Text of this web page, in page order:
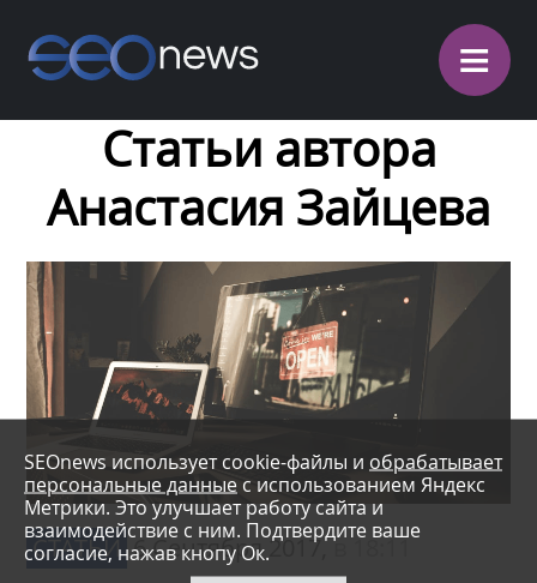
≡
Статьи автора
Анастасия Зайцева
СТАТЬИ 6 Сентября 2017,в 18:11
SEOnews использует cookie-файлы и обрабатывает
персональные данныес использованием Яндекс
Метрики. Это улучшает работу сайта и
взаимодействие с ним. Подтвердите ваше
согласие, нажав кнопу Ок.